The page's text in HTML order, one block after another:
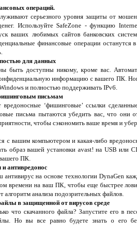
операций.
серьезного уровня защиты от
Используйте SafeZone - функцию
ваших любимых сайтов банковских
финансовые операции останутся
для данных
быть доступны никому, кроме вас.
информацию с вашего ПК.
и полностью поддерживать IPv6.
письмам
вредоносные ‘фишинговые’ ссылки
письма пытаются убедить вас, что они
чтобы сэкономить ваше время и
с вашим компьютером и какая-либо
образ вашей установки avast! на USB
ПК.
антивредонос
на основе технологии DynaGen
времени на ваш ПК, чтобы еще быстрее
алгоритм анализа подозрительных файлов.
в защищенной от вирусов среде
что скачанного файла? Запустите его в
Но вы все равно будете знать о его